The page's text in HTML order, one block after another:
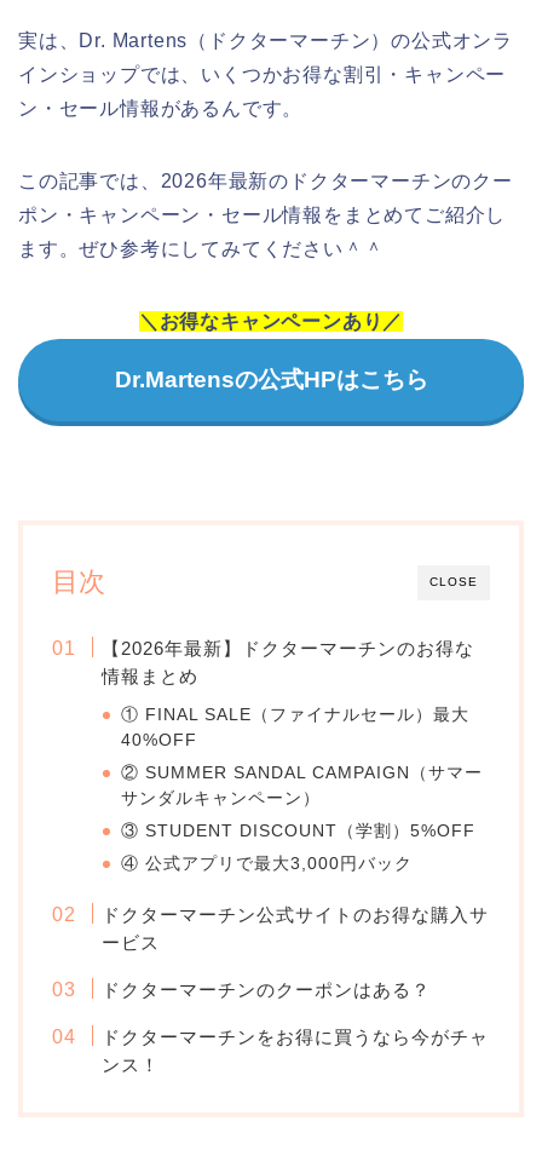
実は、Dr. Martens（ドクターマーチン）の公式オンラ
インショップでは、いくつかお得な割引・キャンペー
ン・セール情報があるんです。
この記事では、2026年最新のドクターマーチンのクー
ポン・キャンペーン・セール情報をまとめてご紹介し
ます。ぜひ参考にしてみてください＾＾
＼お得なキャンペーンあり／
Dr.Martensの公式HPはこちら
CLOSE
目次
【2026年最新】ドクターマーチンのお得な
情報まとめ
① FINAL SALE（ファイナルセール）最大
40%OFF
② SUMMER SANDAL CAMPAIGN（サマー
サンダルキャンペーン）
③ STUDENT DISCOUNT（学割）5%OFF
④ 公式アプリで最大3,000円バック
ドクターマーチン公式サイトのお得な購入サ
ービス
ドクターマーチンのクーポンはある？
ドクターマーチンをお得に買うなら今がチャ
ンス！